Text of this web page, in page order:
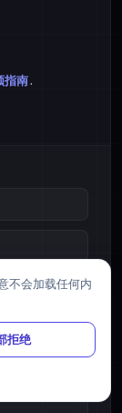
指南.
不会加载任何内
拒绝